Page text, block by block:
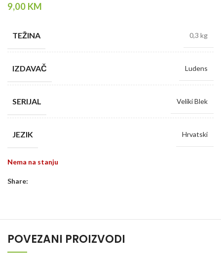
9,00 KM
TEŽINA 0,3 kg
IZDAVAČ Ludens
SERIJAL Veliki Blek
JEZIK Hrvatski
Nema na stanju
Share:
POVEZANI PROIZVODI